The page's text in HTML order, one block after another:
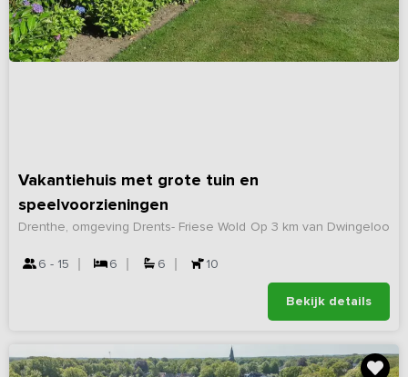
Vakantiehuis met grote tuin en
speelvoorzieningen
Op 3 km van Dwingeloo
Drenthe, omgeving Drents- Friese Wold
6 - 15 6 6 10
Bekijk details